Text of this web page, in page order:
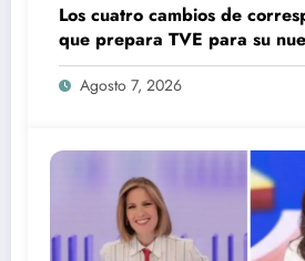
Los cuatro cambios de
que prepara TVE para su
temporada
Agosto 7, 2026